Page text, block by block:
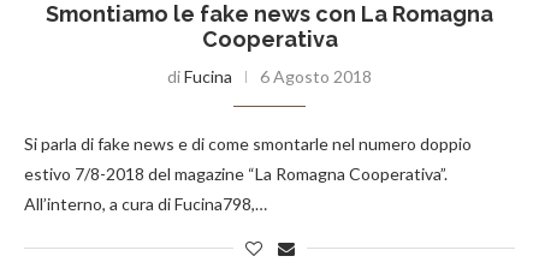
Smontiamo le fake news con La Romagna
Cooperativa
diFucina 6 Agosto 2018
Si parla di fake news e di come smontarle nel numero doppio
estivo 7/8-2018 del magazine “La Romagna Cooperativa”.
All’interno, a cura di Fucina798,…